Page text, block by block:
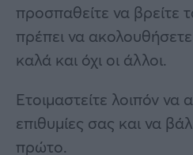
προσπαθείτε να βρείτε
πρέπει να ακολουθήσετε
καλά και όχι οι άλλοι.
Ετοιμαστείτε λοιπόν να
επιθυμίες σας και να
πρώτο.